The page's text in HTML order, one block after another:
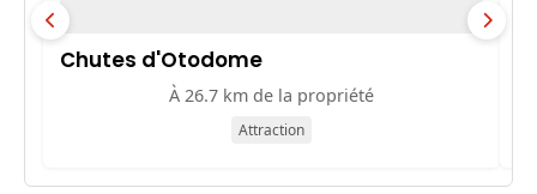
Chutes d'Otodome
À 26.7 km de la propriété
Attraction